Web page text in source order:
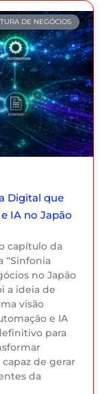
DE NEGÓCIOS
Digital que
IA no Japão
capítulo da
“Sinfonia
no Japão
a ideia de
visão
e IA
para
de gerar
da